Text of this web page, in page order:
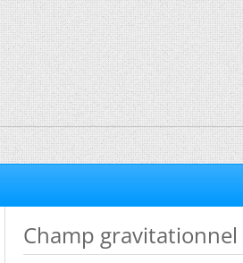
Champ gravitationnel